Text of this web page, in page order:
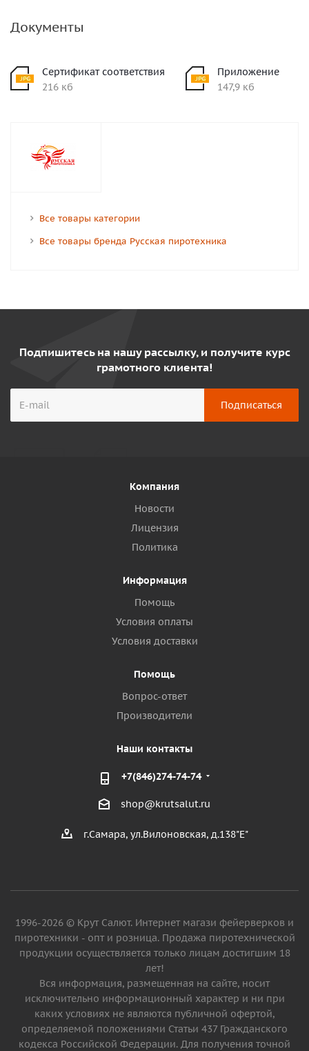
Документы
Сертификат соответствия
216 кб
Приложение
147,9 кб
Все товары категории
Все товары бренда Русская пиротехника
Подпишитесь на нашу рассылку, и получите курс
грамотного клиента!
Компания
Новости
Лицензия
Политика
Информация
Помощь
Условия оплаты
Условия доставки
Помощь
Вопрос-ответ
Производители
Наши контакты
+7(846)274-74-74
shop@krutsalut.ru
г.Самара, ул.Вилоновская, д.138"Е"
1996-2026 © Крут Салют. Интернет магази фейерверков и
пиротехники - опт и розница. Продажа пиротехнической
продукции осуществляется только лицам достигшим 18
лет!
Вся информация, размещенная на сайте, носит
исключительно информационный характер и ни при
каких условиях не являются публичной офертой,
определяемой положениями Статьи 437 Гражданского
кодекса Российской Федерации. Для получения точной